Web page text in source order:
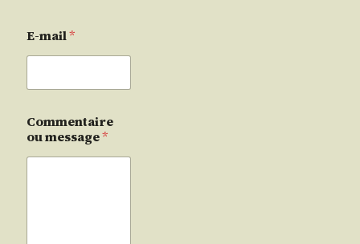
E-mail*
Commentaire
ou message*